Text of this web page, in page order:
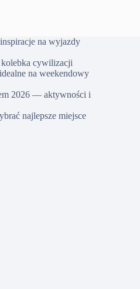
na wyjazdy
cywilizacji
na weekendowy
2026 — aktywności i
najlepsze miejsce